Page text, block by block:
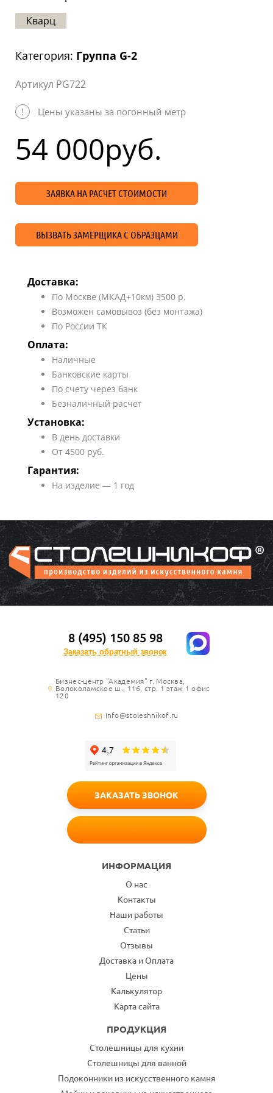
Карта
Кварц
Категория: Группа G-2
Артикул PG722
! Цены указаны за погонный метр
54 000руб.
ЗАЯВКА НА РАСЧЕТ СТОИМОСТИ
ВЫЗВАТЬ ЗАМЕРЩИКА С ОБРАЗЦАМИ
Доставка:
По Москве (МКАД+10км) 3500 р.
Возможен самовывоз (без монтажа)
По России ТК
Оплата:
Наличные
Банковские карты
По счету через банк
Безналичный расчет
Установка:
В день доставки
От 4500 руб.
Гарантия:
На изделие — 1 год
8 (495) 150 85 98
Заказать обратный звонок
Бизнес-центр "Академия" г. Москва,
Волоколамское ш., 116, стр. 1 этаж 1 офис
120
Info@stoleshnikof.ru
ИНФОРМАЦИЯ
О нас
Контакты
Наши работы
Статьи
Отзывы
Доставка и Оплата
Цены
Калькулятор
Карта сайта
ПРОДУКЦИЯ
Столешницы для кухни
Столешницы для ванной
Подоконники из искусственного камня
ЗАКАЗАТЬ ЗВОНОК